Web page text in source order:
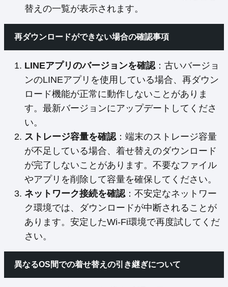
替えの一覧が表示されます。
再ダウンロードができない場合の確認事項
LINEアプリのバージョンを確認：古いバージョ
ンのLINEアプリを使用している場合、再ダウン
ロード機能が正常に動作しないことがありま
す。最新バージョンにアップデートしてくださ
い。
ストレージ容量を確認：端末のストレージ容量
が不足している場合、着せ替えのダウンロード
が完了しないことがあります。不要なファイル
やアプリを削除して容量を確保してください。
ネットワーク接続を確認：不安定なネットワー
ク環境では、ダウンロードが中断されることが
あります。安定したWi-Fi環境で再度試してくだ
さい。
異なるOS間での着せ替えの引き継ぎについて